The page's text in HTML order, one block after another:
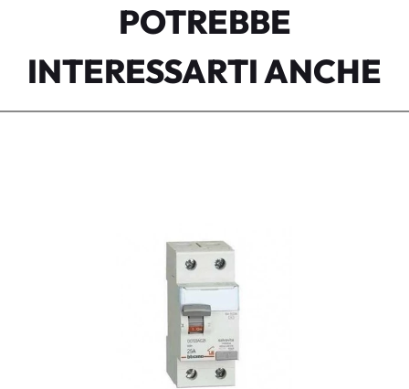
POTREBBE
INTERESSARTI ANCHE